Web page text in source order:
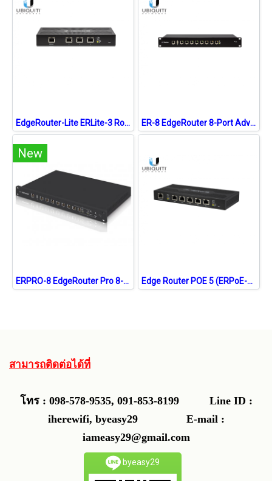
EdgeRouter-Lite ERLite-3 Router CPU 500MHz Ram 512MB 3 Port Giagbit, VPN, QOS ER-8 EdgeRouter 8-Port Advanced Gigabit Ethernet Router
New
ERPRO-8 EdgeRouter Pro 8-Port+SFP Advanced Gigabit Ethernet Router Edge Router POE 5 (ERPoE-5) Router CPU Dual-Core 500MHz 5 Port Giagbit 3 Port POE
สามารถติดต่อได้ที่
โทร : 098-578-9535, 091-853-8199 Line ID :
iherewifi, byeasy29 E-mail :
iameasy29@gmail.com
byeasy29